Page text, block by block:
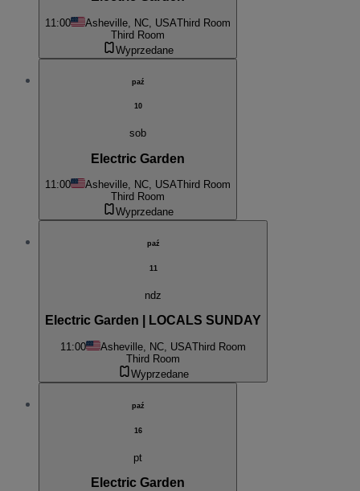
11:00 Asheville, NC, USAThird Room
Third Room
Wyprzedane
paź
10
sob
Electric Garden
11:00 Asheville, NC, USAThird Room
Third Room
Wyprzedane
paź
11
ndz
Electric Garden | LOCALS SUNDAY
11:00 Asheville, NC, USAThird Room
Third Room
Wyprzedane
paź
16
pt
Electric Garden